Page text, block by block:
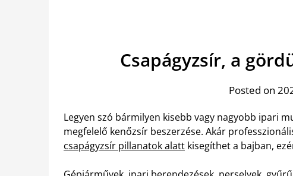
Csapágyzsír, a
Posted on
Legyen szó bármilyen kisebb vagy nagyobb ipari
megfelelő kenőzsír beszerzése. Akár
csapágyzsír pillanatok alatt kisegíthet a bajban,